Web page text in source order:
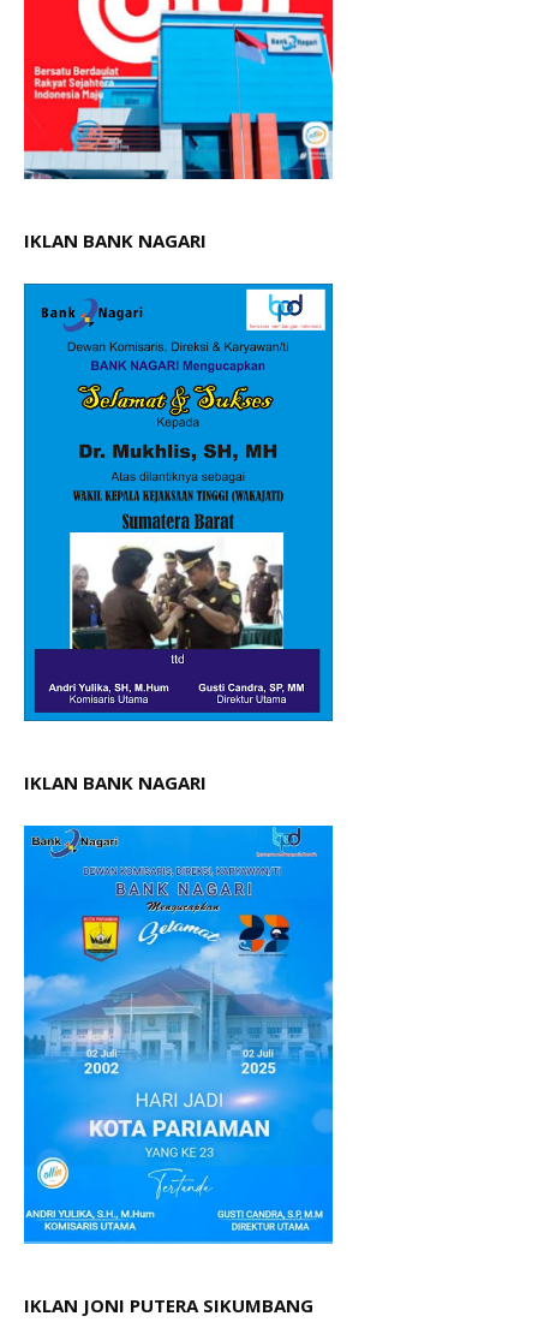
IKLAN BANK NAGARI
IKLAN BANK NAGARI
IKLAN JONI PUTERA SIKUMBANG